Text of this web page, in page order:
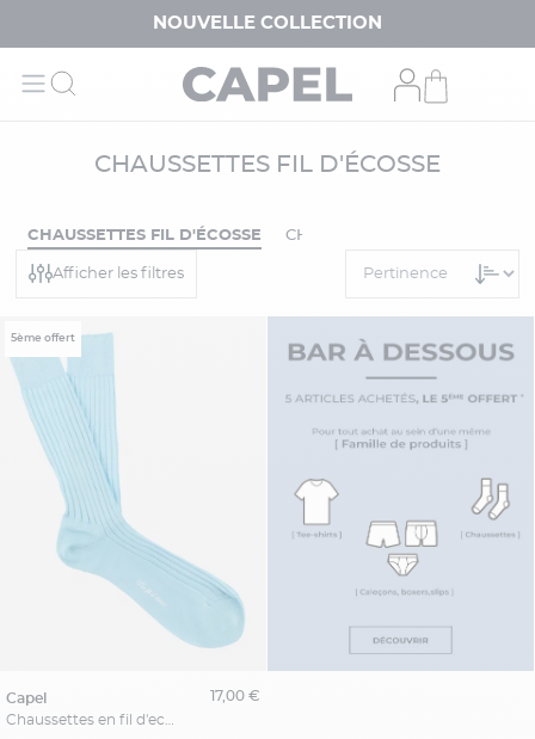
NOUVELLE COLLECTION
CHAUSSETTES FIL D'ÉCOSSE
CHAUSSETTES FIL D'ÉCOSSE CHAUSSETTES MÉRINOS
Afficher les filtres
5ème offert
capel
17,00 €